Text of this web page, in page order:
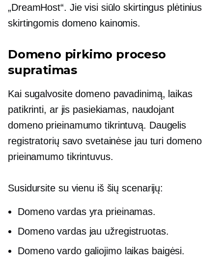
„DreamHost“. Jie visi siūlo skirtingus plėtinius
skirtingomis domeno kainomis.
Domeno pirkimo proceso
supratimas
Kai sugalvosite domeno pavadinimą, laikas
patikrinti, ar jis pasiekiamas, naudojant
domeno prieinamumo tikrintuvą. Daugelis
registratorių savo svetainėse jau turi domeno
prieinamumo tikrintuvus.
Susidursite su vienu iš šių scenarijų:
Domeno vardas yra prieinamas.
Domeno vardas jau užregistruotas.
Domeno vardo galiojimo laikas baigėsi.